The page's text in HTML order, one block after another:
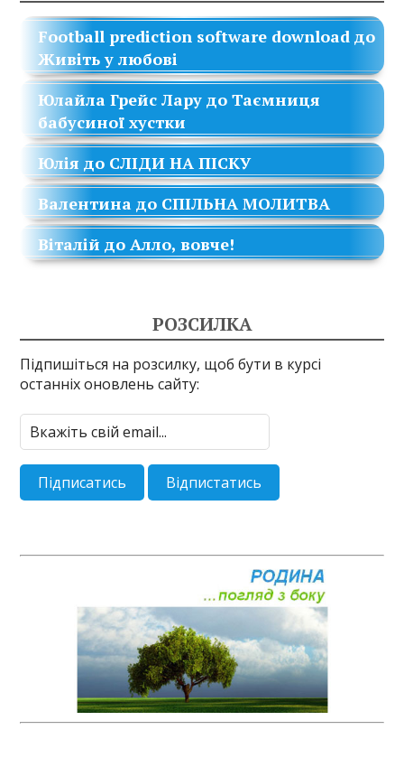
Football prediction software download до
Живіть у любові
Юлайла Грейс Лару доТаємниця
бабусиної хустки
Юлія до СЛІДИ НА ПІСКУ
Валентина до СПІЛЬНА МОЛИТВА
Віталій доАлло, вовче!
РОЗСИЛКА
Підпишіться на розсилку, щоб бути в курсі
останніх оновлень сайту: